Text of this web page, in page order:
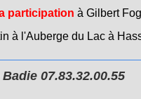
participation à Gilbert
à l'Auberge du Lac à
07.83.32.00.55